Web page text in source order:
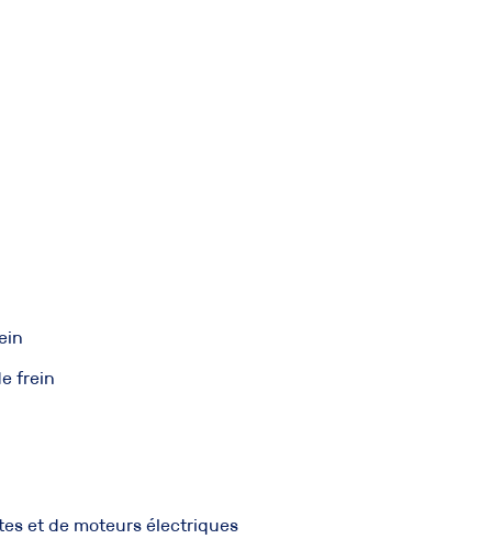
frein
et de moteurs électriques